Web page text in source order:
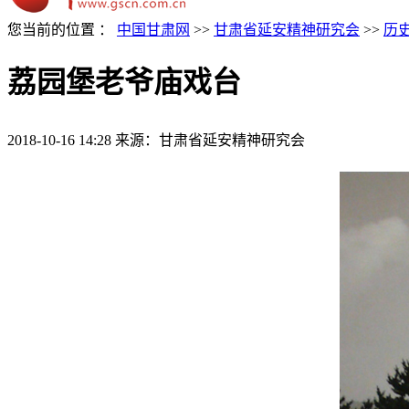
您当前的位置 ： 中国甘肃网 >> 甘肃省延安精神研究会 >> 历
荔园堡老爷庙戏台
2018-10-16 14:28 来源：甘肃省延安精神研究会